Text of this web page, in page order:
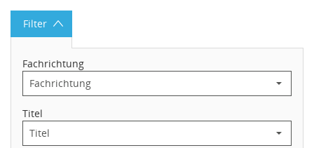
Filter
Fachrichtung
Titel